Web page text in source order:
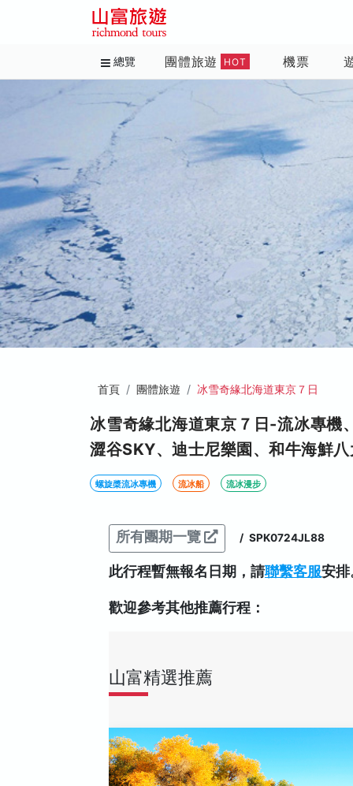
總覽 團體旅遊 HOT 機票
首頁 團體旅遊 冰雪奇緣北海道東京７日
冰雪奇緣北海道東京７日-流冰專機
澀谷SKY、迪士尼樂園、和牛海鮮
螺旋槳流冰專機 流冰船 流冰漫步
所有團期一覽 / SPK0724JL88
此行程暫無報名日期，請聯繫客服安
歡迎參考其他推薦行程：
山富精選推薦